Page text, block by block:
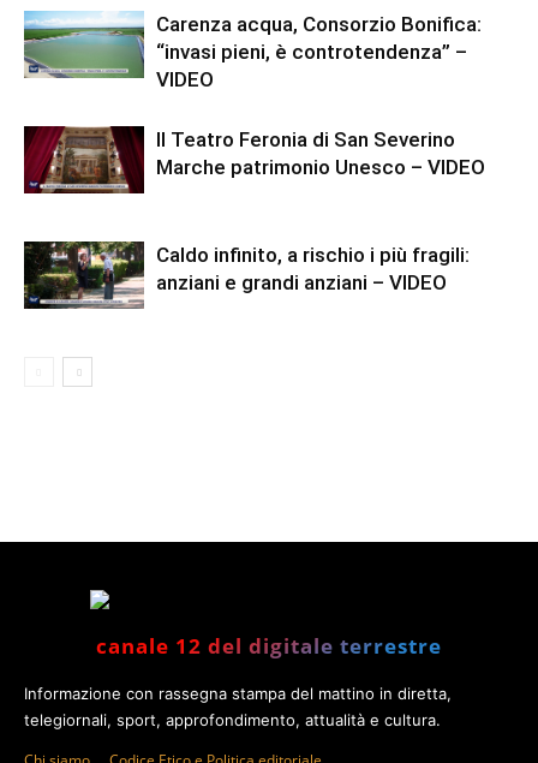
Carenza acqua, Consorzio Bonifica:
“invasi pieni, è controtendenza” –
VIDEO
Il Teatro Feronia di San Severino
Marche patrimonio Unesco – VIDEO
Caldo infinito, a rischio i più fragili:
anziani e grandi anziani – VIDEO
canale 12 del digitale terrestre
Informazione con rassegna stampa del mattino in diretta,
telegiornali, sport, approfondimento, attualità e cultura.